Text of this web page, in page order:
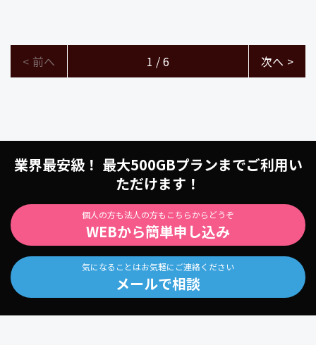
< 前へ 1 / 6 次へ >
業界最安級！ 最大500GBプランまでご利用い
ただけます！
個人の方も法人の方もこちらからどうぞ
WEBから簡単申し込み
気になることはお気軽にご連絡ください
メールで相談